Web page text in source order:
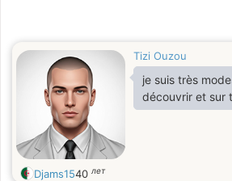
Tizi Ouzou
je suis très
découvrir et sur
Djams1540 лет